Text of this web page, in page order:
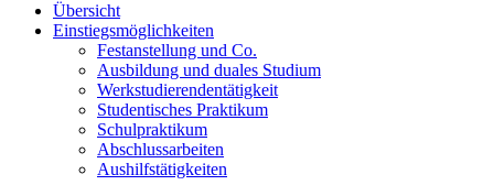
Übersicht
Einstiegsmöglichkeiten
Festanstellung und Co.
Ausbildung und duales Studium
Werkstudierendentätigkeit
Studentisches Praktikum
Schulpraktikum
Abschlussarbeiten
Aushilfstätigkeiten